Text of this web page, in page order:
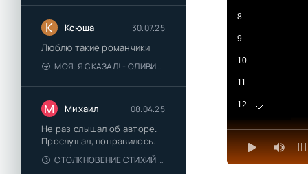
К Ксюша 30.07.25
Люблю такие романчики
МОЯ. Я СКАЗАЛ! - ОЛИВИЯ ЛЕЙК
М Михаил 08.04.25
Не раз слышал об авторе.
Прослушал, понравилось.
СТОЛКНОВЕНИЕ СТИХИЙ - ВАЛЕРИЙ ГУМИНСКИЙ
8
9
10
11
12
13